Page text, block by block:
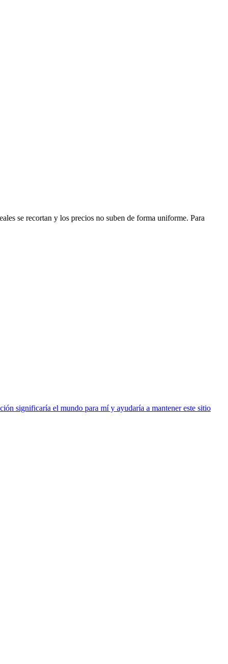
se recortan y los precios no suben de forma uniforme. Para
significaría el mundo para mí y ayudaría a mantener este sitio